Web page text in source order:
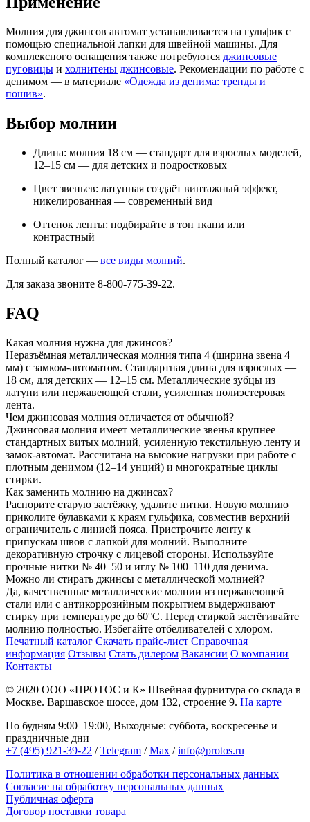
Молния для джинсов автомат устанавливается на гульфик с
помощью специальной лапки для швейной машины. Для
комплексного оснащения также потребуются джинсовые
пуговицы и холнитены джинсовые. Рекомендации по работе с
денимом — в материале «Одежда из денима: тренды и
пошив».
Выбор молнии
Длина: молния 18 см — стандарт для взрослых моделей,
12–15 см — для детских и подростковых
Цвет звеньев: латунная создаёт винтажный эффект,
никелированная — современный вид
Оттенок ленты: подбирайте в тон ткани или
контрастный
Полный каталог — все виды молний.
Для заказа звоните 8-800-775-39-22.
FAQ
Какая молния нужна для джинсов?
Неразъёмная металлическая молния типа 4 (ширина звена 4
мм) с замком-автоматом. Стандартная длина для взрослых —
18 см, для детских — 12–15 см. Металлические зубцы из
латуни или нержавеющей стали, усиленная полиэстеровая
лента.
Чем джинсовая молния отличается от обычной?
Джинсовая молния имеет металлические звенья крупнее
стандартных витых молний, усиленную текстильную ленту и
замок-автомат. Рассчитана на высокие нагрузки при работе с
плотным денимом (12–14 унций) и многократные циклы
стирки.
Как заменить молнию на джинсах?
Распорите старую застёжку, удалите нитки. Новую молнию
приколите булавками к краям гульфика, совместив верхний
ограничитель с линией пояса. Пристрочите ленту к
припускам швов с лапкой для молний. Выполните
декоративную строчку с лицевой стороны. Используйте
прочные нитки № 40–50 и иглу № 100–110 для денима.
Можно ли стирать джинсы с металлической молнией?
Да, качественные металлические молнии из нержавеющей
стали или с антикоррозийным покрытием выдерживают
стирку при температуре до 60°C. Перед стиркой застёгивайте
молнию полностью. Избегайте отбеливателей с хлором.
Печатный каталог Скачать прайс-лист Справочная
информация Отзывы Стать дилером Вакансии О компании
Контакты
© 2020 ООО «ПРОТОС и К» Швейная фурнитура со склада в
Москве. Варшавское шоссе, дом 132, строение 9. На карте
По будням 9:00–19:00, Выходные: суббота, воскресенье и
праздничные дни
+7 (495) 921-39-22 /Telegram /Max /info@protos.ru
Политика в отношении обработки персональных данных
Согласие на обработку персональных данных
Публичная оферта
Договор поставки товара